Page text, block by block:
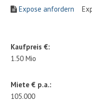
Expose anfordern
Kaufpreis €:
1.50 Mio
Miete € p.a.:
105.000